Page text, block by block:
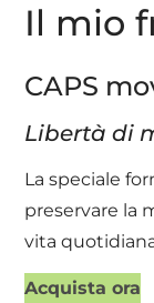
Il mio
CAPS
Libertà di
La speciale
preservare la
vita
Acquista ora